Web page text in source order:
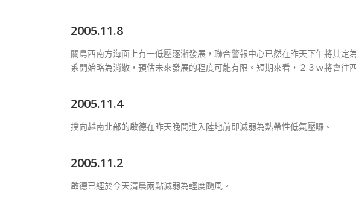
2005.11.8
關島西南方海面上有一低壓逐漸發展，聯合警報中心已然在昨天下午將其定
系開始略為消散，預估未來發展的程度可能有限。短期來看，２３ｗ將會往
2005.11.4
撲向越南北部的啟德在昨天晚間進入陸地前即減弱為熱帶性低氣壓囉。
2005.11.2
啟德已經於今天清晨兩點減弱為輕度颱風。